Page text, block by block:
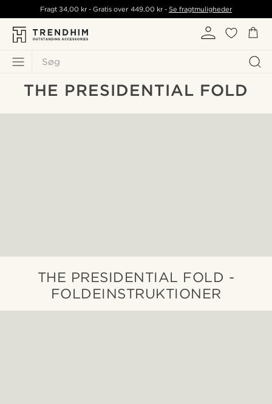
Søg
Fragt34,00 kr - Gratis over 449,00 kr- Se fragtmuligheder
THE PRESIDENTIAL FOLD
THE PRESIDENTIAL FOLD -
FOLDEINSTRUKTIONER